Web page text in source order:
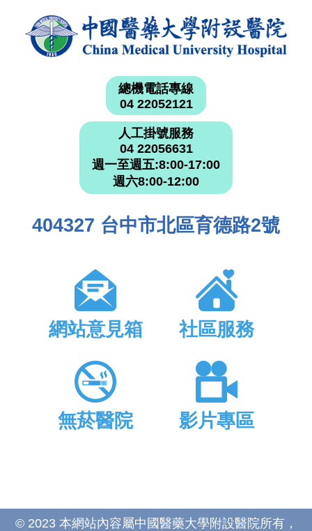
總機電話專線
04 22052121
人工掛號服務
04 22056631
週一至週五:8:00-17:00
週六8:00-12:00
404327 台中市北區育德路2號
網站意見箱 社區服務
無菸醫院 影片專區
© 2023 本網站內容屬中國醫藥大學附設醫院所有，